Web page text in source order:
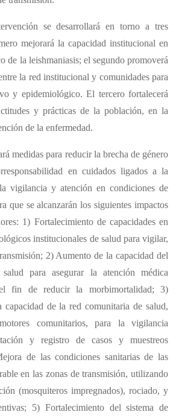
se desarrollará en torno a tres
mejorará la capacidad institucional en
de la leishmaniasis; el segundo promoverá
la red institucional y comunidades para
y epidemiológico. El tercero fortalecerá
y prácticas de la población, en la
de la enfermedad.
medidas para reducir la brecha de género
en cuidados ligados a la
vigilancia y atención en condiciones de
que se alcanzarán los siguientes impactos
1) Fortalecimiento de capacidades en
institucionales de salud para vigilar,
2) Aumento de la capacidad del
para asegurar la atención médica
fin de reducir la morbimortalidad; 3)
capacidad de la red comunitaria de salud,
comunitarios, para la vigilancia
y registro de casos y muestreos
de las condiciones sanitarias de las
en las zonas de transmisión, utilizando
(mosquiteros impregnados), rociado, y
5) Fortalecimiento del sistema de